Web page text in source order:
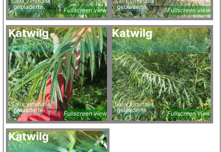
gebladerte
Fullscreen view
gebladerte
Fullscreen view
Katwilg
Salix_viminalis
gebladerte
Fullscreen view
Katwilg
Salix_viminalis
gebladerte
Fullscreen view
Katwilg